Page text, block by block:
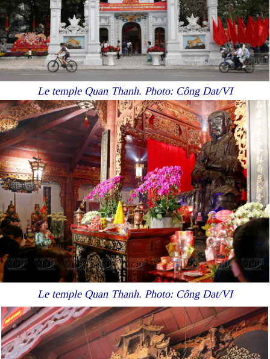
Le temple Quan Thanh. Photo: Công Dat/VI
Le temple Quan Thanh. Photo: Công Dat/VI